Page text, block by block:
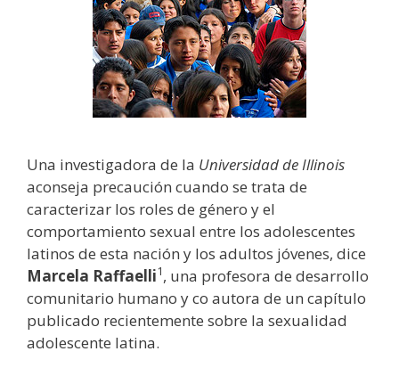
Una investigadora de la Universidad de Illinois
aconseja precaución cuando se trata de
caracterizar los roles de género y el
comportamiento sexual entre los adolescentes
latinos de esta nación y los adultos jóvenes, dice
Marcela Raffaelli1, una profesora de desarrollo
comunitario humano y co autora de un capítulo
publicado recientemente sobre la sexualidad
adolescente latina.